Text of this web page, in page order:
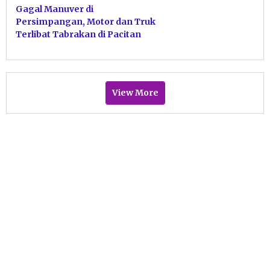
Gagal Manuver di
Persimpangan, Motor dan Truk
Terlibat Tabrakan di Pacitan
View More